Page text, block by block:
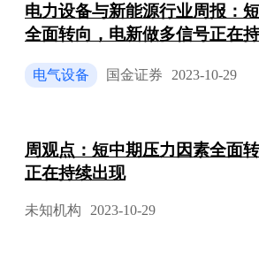
电力设备与新能源行业周报：
全面转向，电新做多信号正在
电气设备 国金证券 2023-10-29
周观点：短中期压力因素全面
正在持续出现
未知机构 2023-10-29